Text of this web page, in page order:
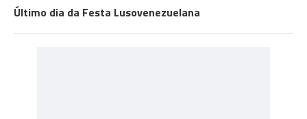
Último dia da Festa Lusovenezuelana